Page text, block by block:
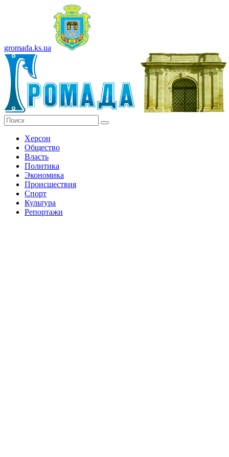
gromada.ks.ua
Херсон
Общество
Власть
Политика
Экономика
Происшествия
Спорт
Культура
Репортажи